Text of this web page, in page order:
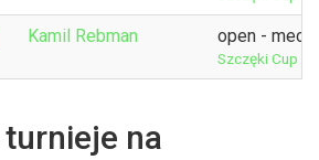
Kamil Rebman open - mecz
Szczęki Cup
na